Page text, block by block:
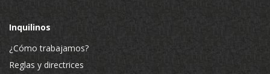
Inquilinos
¿Cómo trabajamos?
Reglas y directrices